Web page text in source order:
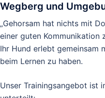
Wegberg und
„Gehorsam hat nichts mit
einer guten Kommunikation
Ihr Hund erlebt gemeinsam
beim Lernen zu haben.
Unser Trainingsangebot ist